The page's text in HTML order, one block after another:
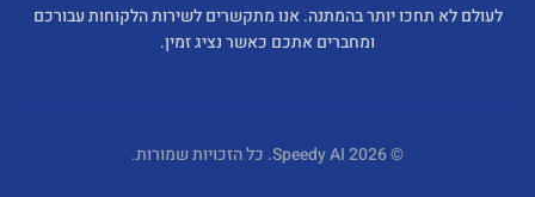
לעולם לא תחכו יותר בהמתנה. אנו מתקשרים לשירות הלקוחות עבורכם
ומחברים אתכם כאשר נציג זמין.
©
2026 כל הזכויות שמורות.